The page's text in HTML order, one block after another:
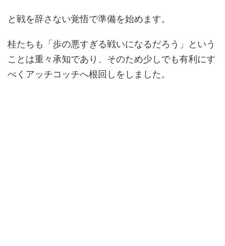
と戦を辞さない覚悟で準備を始めます。
桂たちも「歩の悪すぎる戦いになるだろう」という
ことは重々承知であり、そのため少しでも有利にす
べくアッチコッチへ根回しをしました。